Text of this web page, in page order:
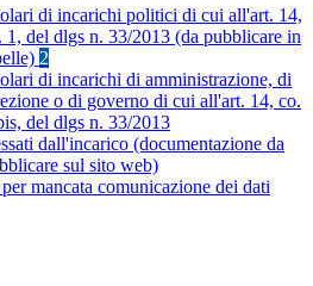
di incarichi politici di cui all'art. 14,
1, del dlgs n. 33/2013 (da pubblicare in
2
di incarichi di amministrazione, di
o di governo di cui all'art. 14, co.
del dlgs n. 33/2013
dall'incarico (documentazione da
sul sito web)
mancata comunicazione dei dati